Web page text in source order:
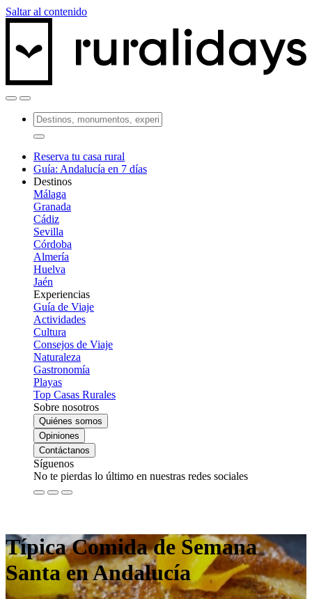
Saltar al contenido
Reserva tu casa rural
Guía: Andalucía en 7 días
Destinos
Málaga
Granada
Cádiz
Sevilla
Córdoba
Almería
Huelva
Jaén
Experiencias
Guía de Viaje
Actividades
Cultura
Consejos de Viaje
Naturaleza
Gastronomía
Playas
Top Casas Rurales
Sobre nosotros
Quiénes somos
Opiniones
Contáctanos
Síguenos
No te pierdas lo último en nuestras redes sociales
Típica Comida de Semana
Santa en Andalucía